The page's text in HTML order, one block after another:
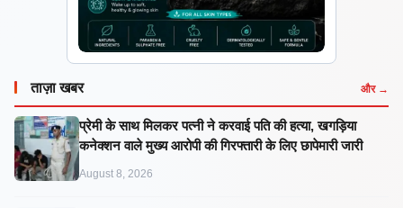
ताज़ा खबर और →
प्रेमी के साथ मिलकर पत्नी ने करवाई पति की हत्या, खगड़िया
कनेक्शन वाले मुख्य आरोपी की गिरफ्तारी के लिए छापेमारी जारी
August 8, 2026